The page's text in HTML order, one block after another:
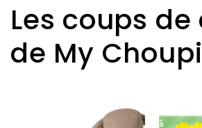
Les coups de
de My